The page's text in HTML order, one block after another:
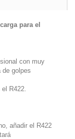
para el
con muy
de golpes
R422.
añadir el R422